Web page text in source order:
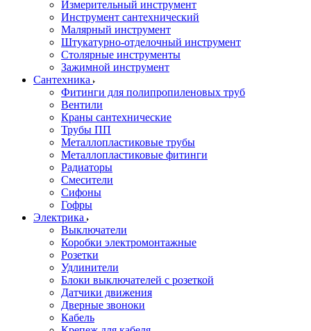
Измерительный инструмент
Инструмент сантехнический
Малярный инструмент
Штукатурно-отделочный инструмент
Cтолярные инструменты
Зажимной инструмент
Сантехника
Фитинги для полипропиленовых труб
Вентили
Краны сантехнические
Трубы ПП
Металлопластиковые трубы
Металлопластиковые фитинги
Радиаторы
Смесители
Сифоны
Гофры
Электрика
Выключатели
Коробки электромонтажные
Розетки
Удлинители
Блоки выключателей с розеткой
Датчики движения
Дверные звоноки
Кабель